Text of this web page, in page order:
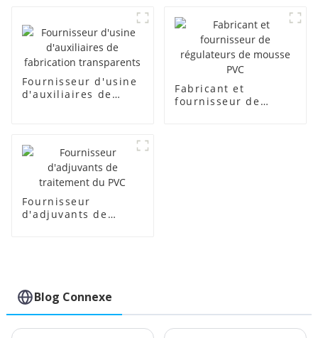
Fournisseur d'usine
d'auxiliaires de
Fabricant et
fournisseur de
Fournisseur
d'adjuvants de
Blog Connexe